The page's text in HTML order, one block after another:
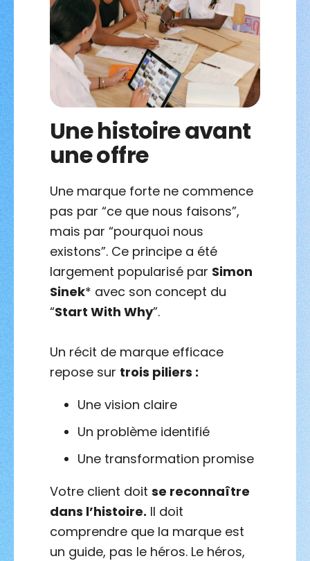
Une histoire avant
une offre
Une marque forte ne commence
pas par “ce que nous faisons”,
mais par “pourquoi nous
existons”. Ce principe a été
largement popularisé par Simon
Sinek* avec son concept du
“Start With Why”.
Un récit de marque efficace
repose sur trois piliers :
Une vision claire
Un problème identifié
Une transformation promise
Votre client doit se reconnaître
dans l’histoire. Il doit
comprendre que la marque est
un guide, pas le héros. Le héros,